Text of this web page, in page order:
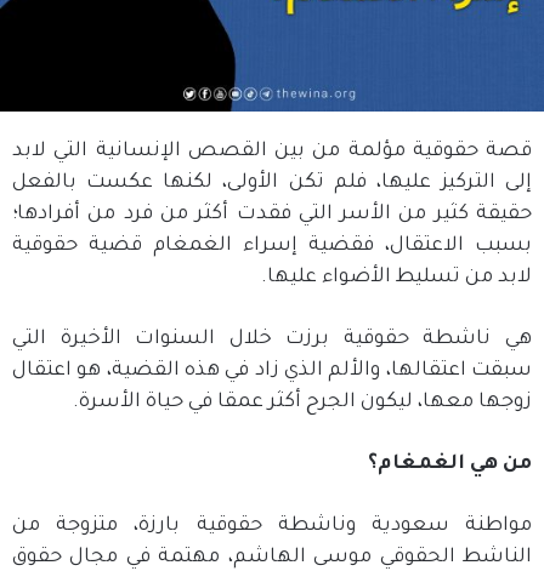
قصة حقوقية مؤلمة من بين القصص الإنسانية التي لابد
إلى التركيز عليها، فلم تكن الأولى، لكنها عكست بالفعل
حقيقة كثير من الأسر التي فقدت أكثر من فرد من أفرادها؛
بسبب الاعتقال، فقضية إسراء الغمغام قضية حقوقية
لابد من تسليط الأضواء عليها.
هي ناشطة حقوقية برزت خلال السنوات الأخيرة التي
سبقت اعتقالها، والألم الذي زاد في هذه القضية، هو اعتقال
زوجها معها، ليكون الجرح أكثر عمقا في حياة الأسرة.
من هي الغمغام؟
مواطنة سعودية وناشطة حقوقية بارزة، متزوجة من
الناشط الحقوقي موسى الهاشم، مهتمة في مجال حقوق